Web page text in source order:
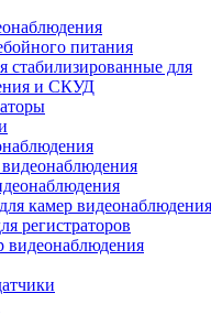
питания
стабилизированные для
и СКУД
камер видеонаблюдения
регистраторов